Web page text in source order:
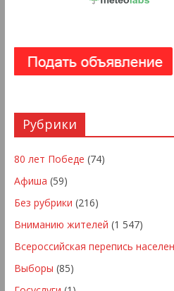
Рубрики
80 лет Победе (74)
Афиша (59)
Без рубрики (216)
Вниманию жителей (1 547)
Всероссийская перепись
Выборы (85)